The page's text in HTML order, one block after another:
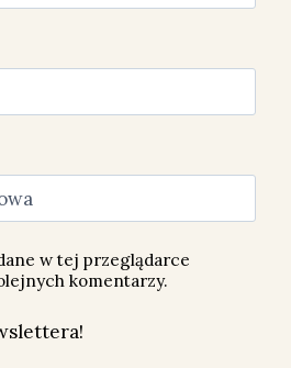
w tej przeglądarce
komentarzy.